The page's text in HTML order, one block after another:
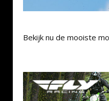
Bekijk nu de mooiste